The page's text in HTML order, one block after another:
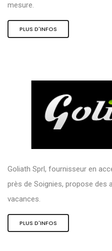
mesure.
PLUS D'INFOS
Goliath Sprl, fournisseur en
près de Soignies, propose des
vacances.
PLUS D'INFOS